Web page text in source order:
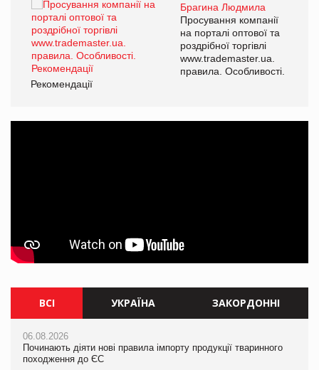
Брагина Людмила
Просування компанії
на порталі оптової та
роздрібної торгівлі
www.trademaster.ua.
правила. Особливості.
Рекомендації
ВСІ УКРАЇНА ЗАКОРДОННІ
06.08.2026
Починають діяти нові правила імпорту продукції тваринного
походження до ЄС
06.08.2026
Починають діяти нові правила імпорту продукції тваринного
походження до ЄС
06.08.2026
Починають діяти нові правила імпорту продукції тваринного
походження до ЄС